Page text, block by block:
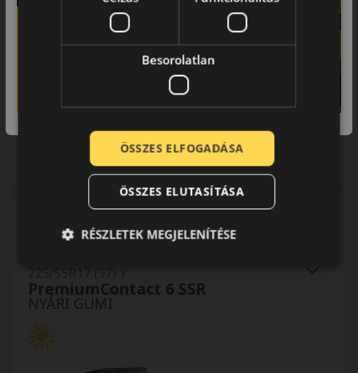
FIZETHETEK RÉSZLETEKBEN?
58 490 Ft
Kuponkód másolása
db
NYÁRI GUMI
PremiumContact 6 SSR
Besorolatlan
ÖSSZES ELFOGADÁSA
ÖSSZES ELUTASÍTÁSA
RÉSZLETEK MEGJELENÍTÉSE